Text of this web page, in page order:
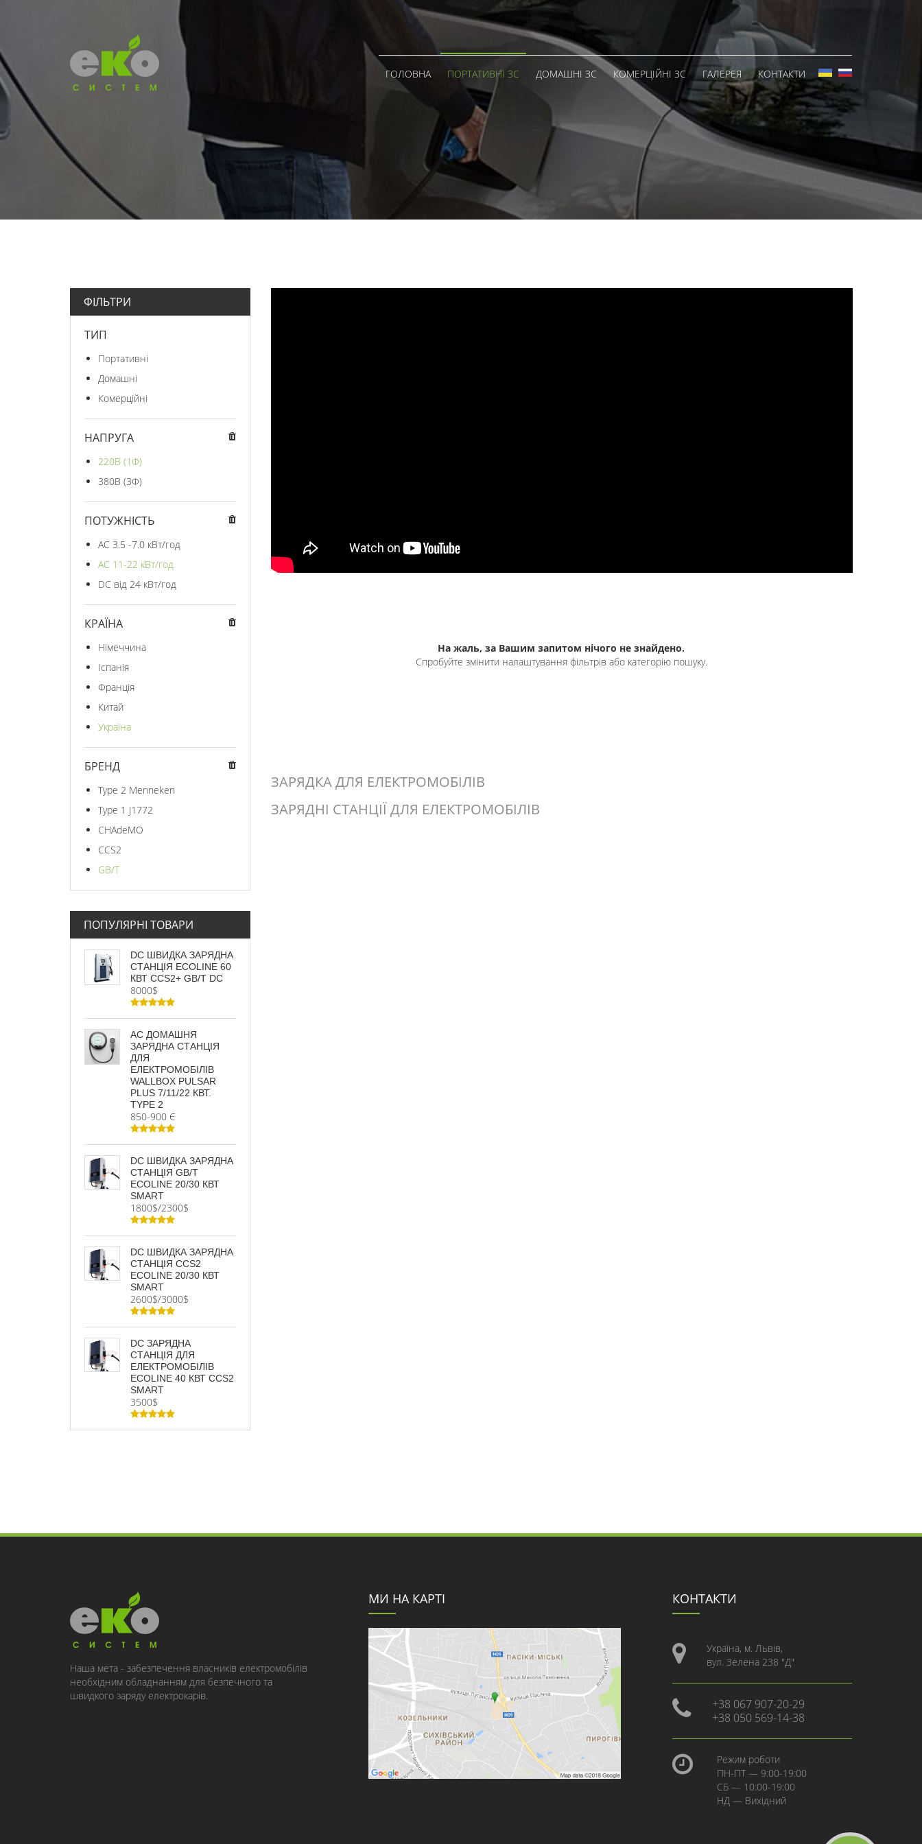
ГОЛОВНА ПОРТАТИВНІ ЗС ДОМАШНІ ЗС КОМЕРЦІЙНІ ЗС ГАЛЕРЕЯ КОНТАКТИ
На жаль, за Вашим запитом нічого не знайдено.
Спробуйте змінити налаштування фільтрів або категорію пошуку.
ЗАРЯДКА ДЛЯ ЕЛЕКТРОМОБІЛІВ
ЗАРЯДНІ СТАНЦІЇ ДЛЯ ЕЛЕКТРОМОБІЛІВ
ФІЛЬТРИ
ТИП
Портативні
Домашні
Комерційні
НАПРУГА
220В (1Ф)
380В (3Ф)
ПОТУЖНІСТЬ
AC 3.5 -7.0 кВт/год
AC 11-22 кВт/год
DC від 24 кВт/год
КРАЇНА
Німеччина
Іспанія
Франція
Китай
Україна
БРЕНД
Type 2 Menneken
Type 1 J1772
CHAdeMO
CCS2
GB/T
ПОПУЛЯРНІ ТОВАРИ
DC ШВИДКА ЗАРЯДНА
СТАНЦІЯ ECOLINE 60
КВТ CCS2+ GB/T DC
8000$
AC ДОМАШНЯ
ЗАРЯДНА СТАНЦІЯ
ДЛЯ
ЕЛЕКТРОМОБІЛІВ
WALLBOX PULSAR
PLUS 7/11/22 КВТ.
TYPE 2
850-900 Є
DC ШВИДКА ЗАРЯДНА
СТАНЦІЯ GB/T
ECOLINE 20/30 КВТ
SMART
1800$/2300$
DC ШВИДКА ЗАРЯДНА
СТАНЦІЯ CCS2
ECOLINE 20/30 КВТ
SMART
2600$/3000$
DC ЗАРЯДНА
СТАНЦІЯ ДЛЯ
ЕЛЕКТРОМОБІЛІВ
ECOLINE 40 КВТ CCS2
SMART
3500$
Наша мета - забезпечення власників електромобілів
необхідним обладнанням для безпечного та
швидкого заряду електрокарів.
МИ НА КАРТІ КОНТАКТИ
Україна, м. Львів,
вул. Зелена 238 "Д"
+38 067 907-20-29
+38 050 569-14-38
Режим роботи
ПН-ПТ — 9:00-19:00
СБ — 10:00-19:00
НД — Вихідний